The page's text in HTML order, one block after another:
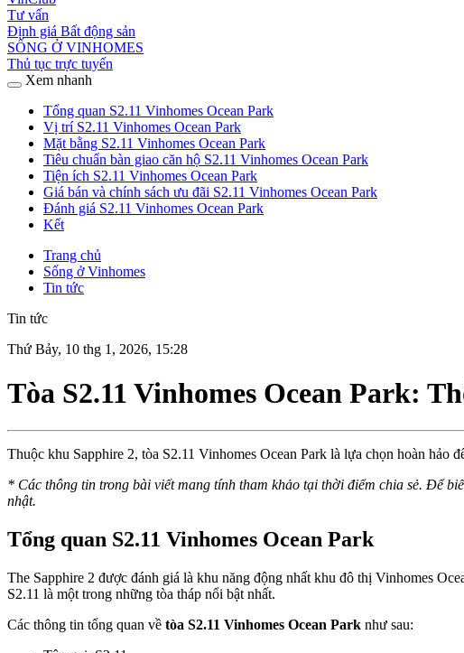
Tư vấn
Định giá Bất động sản
SỐNG Ở VINHOMES
Thủ tục trực tuyến
Xem nhanh
Tổng quan S2.11 Vinhomes Ocean Park
Vị trí S2.11 Vinhomes Ocean Park
Mặt bằng S2.11 Vinhomes Ocean Park
Tiêu chuẩn bàn giao căn hộ S2.11 Vinhomes Ocean Park
Tiện ích S2.11 Vinhomes Ocean Park
Giá bán và chính sách ưu đãi S2.11 Vinhomes Ocean Park
Đánh giá S2.11 Vinhomes Ocean Park
Kết
Trang chủ
Sống ở Vinhomes
Tin tức
Tin tức
Thứ Bảy, 10 thg 1, 2026, 15:28
Tòa S2.11 Vinhomes Ocean Park:
Thuộc khu Sapphire 2, tòa S2.11 Vinhomes Ocean Park là lựa chọn hoàn
* Các thông tin trong bài viết mang tính tham khảo tại thời điểm chia sẻ. Để
nhật.
Tổng quan S2.11 Vinhomes Ocean Park
The Sapphire 2 được đánh giá là khu năng động nhất khu đô thị Vinhomes
S2.11 là một trong những tòa tháp nổi bật nhất.
Các thông tin tổng quan về tòa S2.11 Vinhomes Ocean Park như sau: